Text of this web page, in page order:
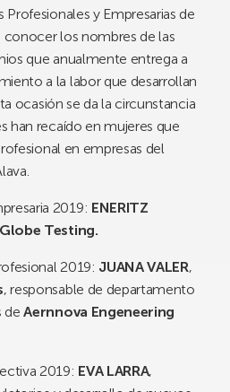
y Empresarias de
conocer los nombres de las
que anualmente entrega a
a la labor que desarrollan
ocasión se da la circunstancia
han recaído en mujeres que
en empresas del
2019: ENERITZ
Globe Testing.
2019: JUANA VALER,
, responsable de departamento
deAernnova Engeneering
2019: EVA LARRA,